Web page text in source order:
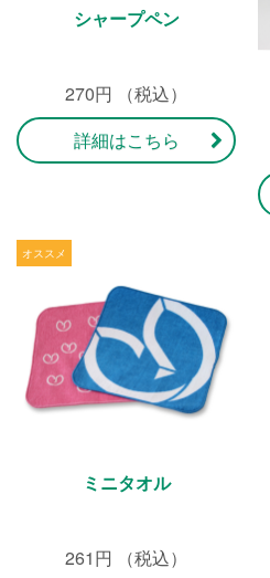
シャープペン
270円 （税込）
詳細はこちら
ミニタオル
261円 （税込）